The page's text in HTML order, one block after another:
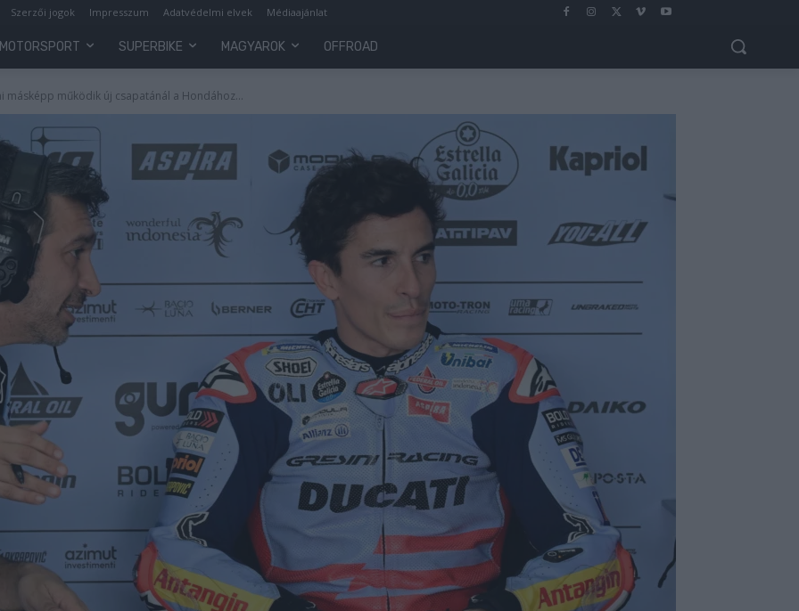
Szerzői jogok Impresszum Adatvédelmi elvek Médiaajánlat
MOTORSPORT SUPERBIKE MAGYAROK OFFROAD
másképp működik új csapatánál a Hondához...